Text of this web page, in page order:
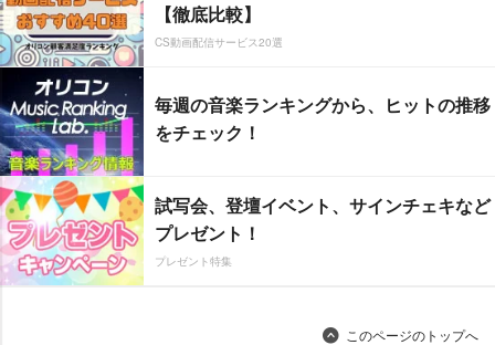
【徹底比較】
CS動画配信サービス20選
毎週の音楽ランキングから、ヒットの推移
をチェック！
試写会、登壇イベント、サインチェキなど
プレゼント！
プレゼント特集
このページのトップへ